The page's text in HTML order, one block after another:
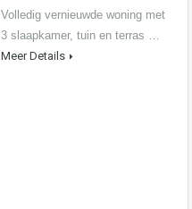
Volledig vernieuwde woning met
3 slaapkamer, tuin en terras …
Meer Details